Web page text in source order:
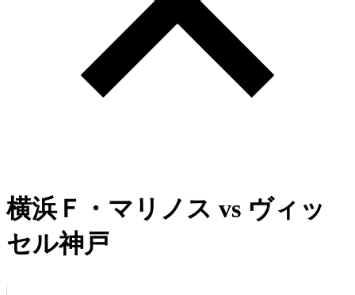
横浜Ｆ・マリノス vs ヴィッ
セル神戸